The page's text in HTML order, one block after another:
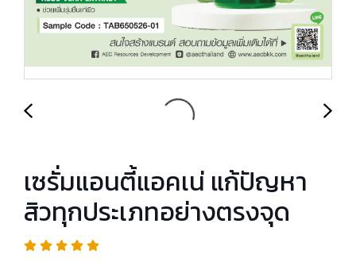
เซรั่มแอนตี้แอคเน่ แก้ปัญหา
สิวทุกประเภทอย่างตรงจุด